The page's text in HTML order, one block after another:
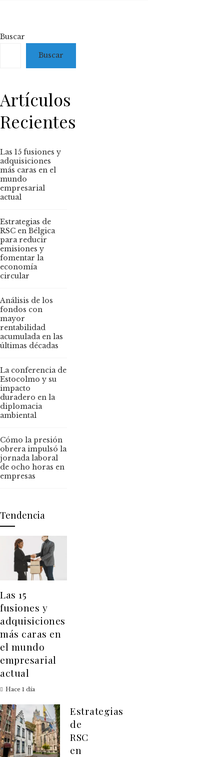
Buscar
Buscar
Artículos
Recientes
Las 15 fusiones y
adquisiciones
más caras en el
mundo
empresarial
actual
Estrategias de
RSC en Bélgica
para reducir
emisiones y
fomentar la
economía
circular
Análisis de los
fondos con
mayor
rentabilidad
acumulada en las
últimas décadas
La conferencia de
Estocolmo y su
impacto
duradero en la
diplomacia
ambiental
Cómo la presión
obrera impulsó la
jornada laboral
de ocho horas en
empresas
Tendencia
Las 15
fusiones y
adquisiciones
más caras en
el mundo
empresarial
actual
Hace 1 día
Estrategias
de
RSC
en